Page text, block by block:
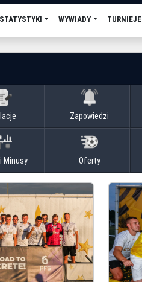
STATYSTYKI WYWIADY TURNIEJE
Zapowiedzi
Minusy Oferty